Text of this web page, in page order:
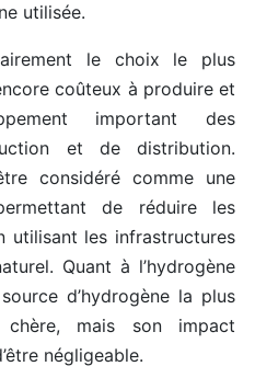
utilisée.
le choix le plus
coûteux à produire et
important des
et de distribution.
considéré comme une
de réduire les
utilisant les infrastructures
Quant à l’hydrogène
d’hydrogène la plus
mais son impact
négligeable.